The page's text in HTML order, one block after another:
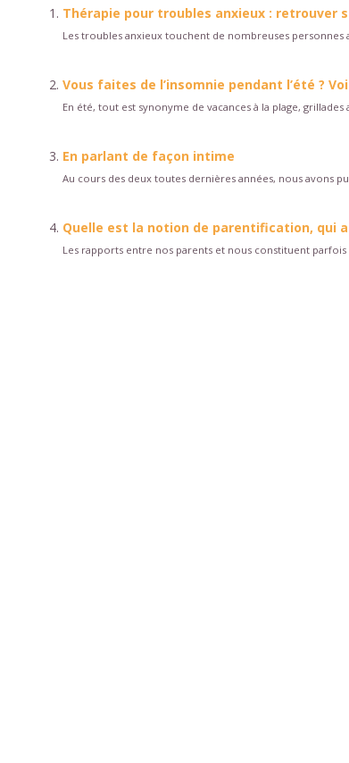
Thérapie pour troubles anxieux : retrouver
Les troubles anxieux touchent de nombreuses
Vous faites de l’insomnie pendant l’été ?
En été, tout est synonyme de vacances à la plage,
En parlant de façon intime
Au cours des deux toutes dernières années, nous avons
Quelle est la notion de parentification, qui
Les rapports entre nos parents et nous constituent